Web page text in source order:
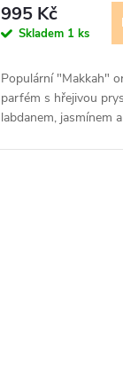
995 Kč
Skladem 1 ks
Populární "Makkah"
parfém s hřejivou
labdanem, jasmínem